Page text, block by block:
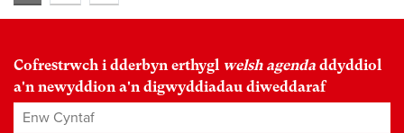
Cofrestrwch i dderbyn erthygl welsh agenda ddyddiol
a'n newyddion a'n digwyddiadau diweddaraf
Enw Cyntaf